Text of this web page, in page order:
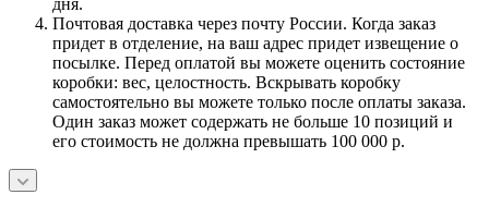
Почтовая доставка через почту России. Когда заказ
придет в отделение, на ваш адрес придет извещение о
посылке. Перед оплатой вы можете оценить состояние
коробки: вес, целостность. Вскрывать коробку
самостоятельно вы можете только после оплаты заказа.
Один заказ может содержать не больше 10 позиций и
его стоимость не должна превышать 100 000 р.